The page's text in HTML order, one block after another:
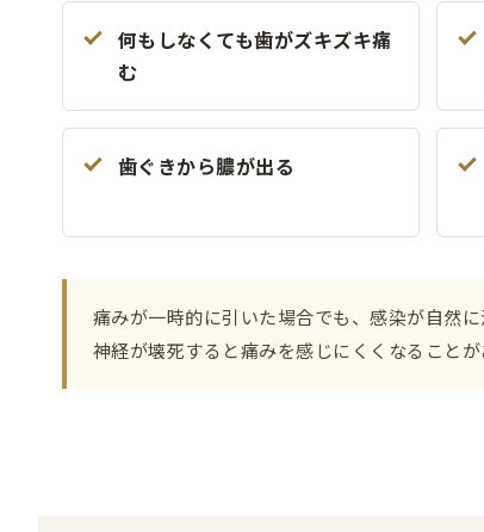
何もしなくても歯がズキズキ痛
む
歯ぐきから膿が出る
痛みが一時的に引いた場合でも、感染が自然に
神経が壊死すると痛みを感じにくくなること